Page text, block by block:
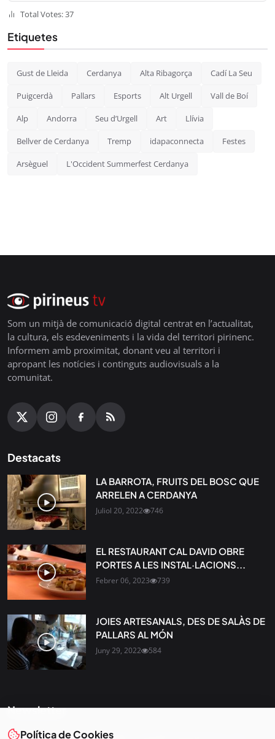
Total Votes: 37
Etiquetes
Gust de Lleida Cerdanya Alta Ribagorça Cadí La Seu
Puigcerdà Pallars Esports Alt Urgell Vall de Boí
Alp Andorra Seu d’Urgell Art Llívia
Bellver de Cerdanya Tremp idapaconnecta Festes
Arsèguel L'Occident Summerfest Cerdanya
Som un mitjà de comunicació digital centrat en l’actualitat,
la cultura, els esdeveniments i la vida del territori pirinenc.
Informem amb proximitat, donant veu al territori i
apropant les notícies i continguts audiovisuals a la
comunitat.
Destacats
LA BARROTA, FRUITS DEL BOSC QUE
ARRELEN A CERDANYA
Juliol 20, 2022 746
EL RESTAURANT CAL DAVID OBRE
PORTES A LES INSTAL·LACIONS...
Febrer 06, 2023 739
JOIES ARTESANALS, DES DE SALÀS DE
PALLARS AL MÓN
Juny 29, 2022 584
Newsletter
Tota l’actualitat, seleccionada i enviada directament al teu
Política de Cookies